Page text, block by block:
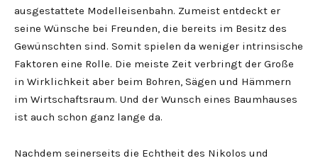
ausgestattete Modelleisenbahn. Zumeist entdeckt er
seine Wünsche bei Freunden, die bereits im Besitz des
Gewünschten sind. Somit spielen da weniger intrinsische
Faktoren eine Rolle. Die meiste Zeit verbringt der Große
in Wirklichkeit aber beim Bohren, Sägen und Hämmern
im Wirtschaftsraum. Und der Wunsch eines Baumhauses
ist auch schon ganz lange da.
Nachdem seinerseits die Echtheit des Nikolos und